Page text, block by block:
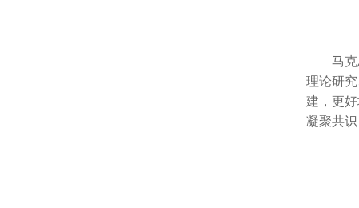
马
理论研
建，更
凝聚共